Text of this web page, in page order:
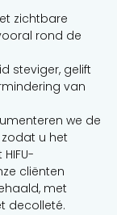
zichtbare
rond de
steviger, gelift
van
we de
u het
cliënten
met
decolleté.